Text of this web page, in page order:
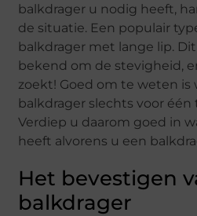
balkdrager u nodig heeft,
de situatie. Een populair
balkdrager met lange lip.
bekend om de stevigheid,
zoekt! Goed om te weten is
balkdrager slechts voor
Verdiep u daarom goed in
heeft alvorens u een
Het bevestigen
balkdrager